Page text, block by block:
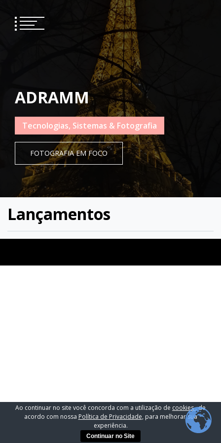
content
ADRAMM
Tecnologias, Sistemas & Fotografia
FOTOGRAFIA EM FOCO
Lançamentos
Ao continuar no site você concorda com a utilização de cookies, de
acordo com nossa Política de Privacidade, para melhorar sua
experiência.
Continuar no Site